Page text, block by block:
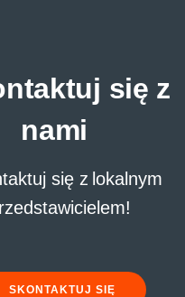
się z
nami
się z lokalnym
SKONTAKTUJ SIĘ